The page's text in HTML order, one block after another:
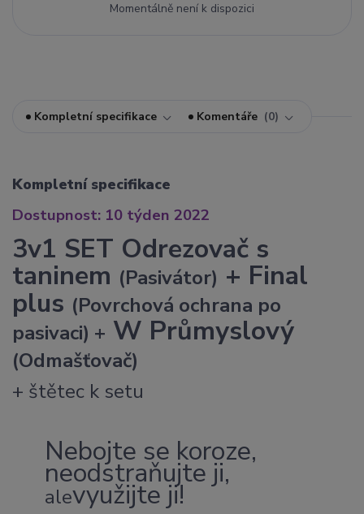
Momentálně není k dispozici
Kompletní specifikace Komentáře 0
Kompletní specifikace
Dostupnost: 10 týden 2022
3v1 SET Odrezovač s
taninem (Pasivátor) + Final
plus (Povrchová ochrana po
pasivaci) + W Průmyslový
(Odmašťovač)
+ štětec k setu
Nebojte se koroze,
neodstraňujte ji,
alevyužijte ji!